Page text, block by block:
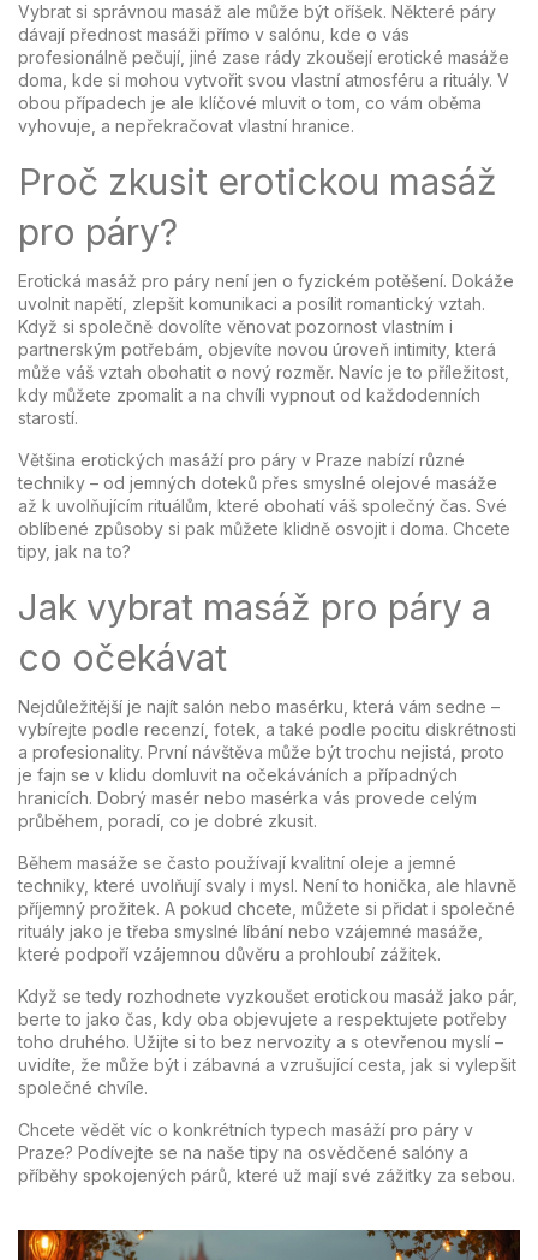
Vybrat si správnou masáž ale může být oříšek. Některé páry
dávají přednost masáži přímo v salónu, kde o vás
profesionálně pečují, jiné zase rády zkoušejí erotické masáže
doma, kde si mohou vytvořit svou vlastní atmosféru a rituály. V
obou případech je ale klíčové mluvit o tom, co vám oběma
vyhovuje, a nepřekračovat vlastní hranice.
Proč zkusit erotickou masáž
pro páry?
Erotická masáž pro páry není jen o fyzickém potěšení. Dokáže
uvolnit napětí, zlepšit komunikaci a posílit romantický vztah.
Když si společně dovolíte věnovat pozornost vlastním i
partnerským potřebám, objevíte novou úroveň intimity, která
může váš vztah obohatit o nový rozměr. Navíc je to příležitost,
kdy můžete zpomalit a na chvíli vypnout od každodenních
starostí.
Většina erotických masáží pro páry v Praze nabízí různé
techniky – od jemných doteků přes smyslné olejové masáže
až k uvolňujícím rituálům, které obohatí váš společný čas. Své
oblíbené způsoby si pak můžete klidně osvojit i doma. Chcete
tipy, jak na to?
Jak vybrat masáž pro páry a
co očekávat
Nejdůležitější je najít salón nebo masérku, která vám sedne –
vybírejte podle recenzí, fotek, a také podle pocitu diskrétnosti
a profesionality. První návštěva může být trochu nejistá, proto
je fajn se v klidu domluvit na očekáváních a případných
hranicích. Dobrý masér nebo masérka vás provede celým
průběhem, poradí, co je dobré zkusit.
Během masáže se často používají kvalitní oleje a jemné
techniky, které uvolňují svaly i mysl. Není to honička, ale hlavně
příjemný prožitek. A pokud chcete, můžete si přidat i společné
rituály jako je třeba smyslné líbání nebo vzájemné masáže,
které podpoří vzájemnou důvěru a prohloubí zážitek.
Když se tedy rozhodnete vyzkoušet erotickou masáž jako pár,
berte to jako čas, kdy oba objevujete a respektujete potřeby
toho druhého. Užijte si to bez nervozity a s otevřenou myslí –
uvidíte, že může být i zábavná a vzrušující cesta, jak si vylepšit
společné chvíle.
Chcete vědět víc o konkrétních typech masáží pro páry v
Praze? Podívejte se na naše tipy na osvědčené salóny a
příběhy spokojených párů, které už mají své zážitky za sebou.